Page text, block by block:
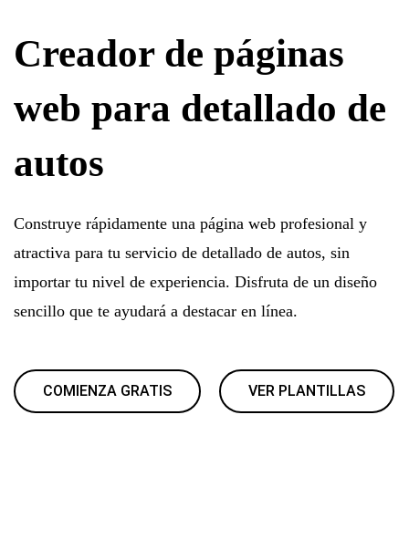
Creador de páginas
web para detallado de
autos
Construye rápidamente una página web profesional y
atractiva para tu servicio de detallado de autos, sin
importar tu nivel de experiencia. Disfruta de un diseño
sencillo que te ayudará a destacar en línea.
COMIENZA GRATIS VER PLANTILLAS